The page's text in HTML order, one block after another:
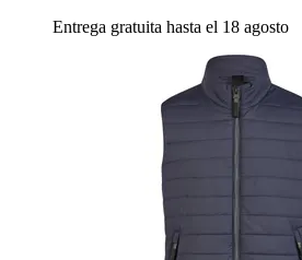
Entrega gratuita hasta el 18 agosto